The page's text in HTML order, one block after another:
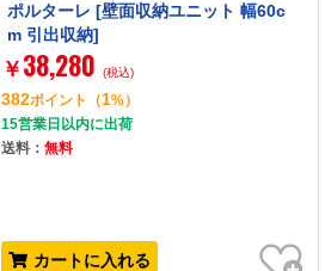
ポルターレ [壁面収納ユニット 幅60c
m 引出収納]
￥ 38,280 (税込)
382ポイント （1%）
15営業日以内に出荷
送料： 無料
カートに入れる
お気に入り